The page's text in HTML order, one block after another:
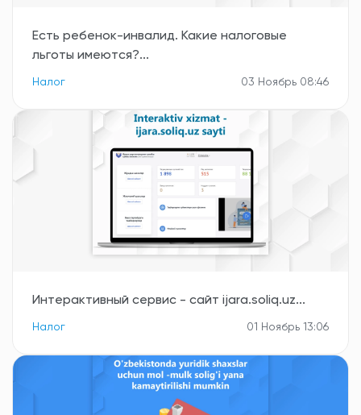
Есть ребенок-инвалид. Какие налоговые
льготы имеются?...
Налог 03 Ноябрь 08:46
Интерактивный сервис - сайт ijara.soliq.uz...
Налог 01 Ноябрь 13:06